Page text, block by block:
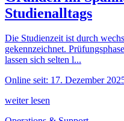
Studienalltags
Die Studienzeit ist durch
gekennzeichnet.
lassen sich selten l...
Online seit: 17. Dezember
weiter lesen